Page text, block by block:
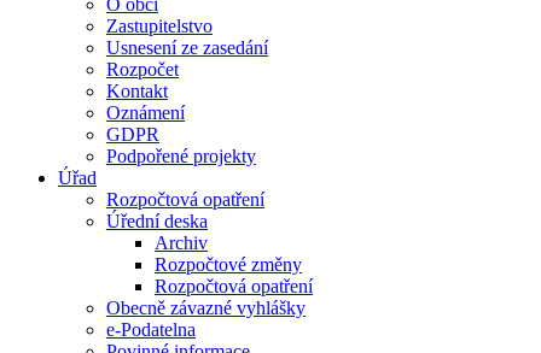
Zastupitelstvo
Usnesení ze zasedání
Rozpočet
Kontakt
Oznámení
GDPR
Podpořené projekty
Úřad
Rozpočtová opatření
Úřední deska
Archiv
Rozpočtové změny
Rozpočtová opatření
Obecně závazné vyhlášky
e-Podatelna